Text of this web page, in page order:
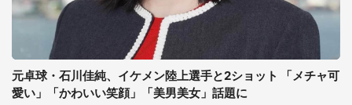
元卓球・石川佳純、イケメン陸上選手と2ショット 「メチャ可
愛い」「かわいい笑顔」「美男美女」話題に